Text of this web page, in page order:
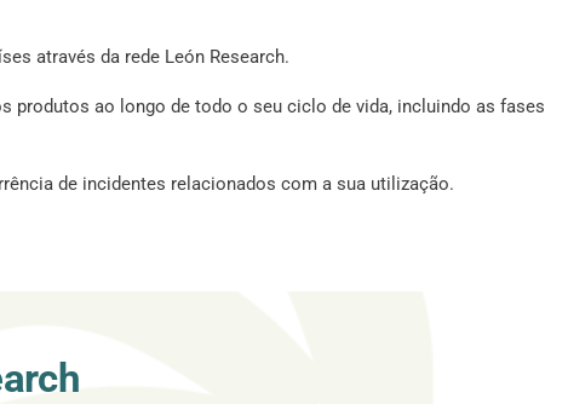
através da rede León Research.
produtos ao longo de todo o seu ciclo de vida, incluindo as fases
de incidentes relacionados com a sua utilização.